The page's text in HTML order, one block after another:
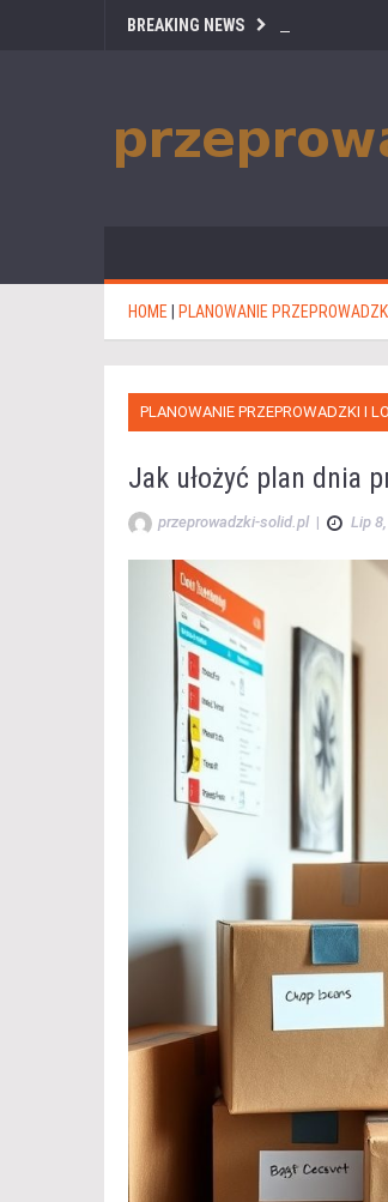
BREAKING NEWS
HOME PLANOWANIE
PLANOWANIE PRZEPROWADZKI I
Jak ułożyć plan dnia
przeprowadzki-solid.pl | Lip